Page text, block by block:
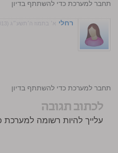
התחבר למערכת כדי להשתתף בדיון
רחלי א׳ בתמוז ה׳תשע״ג (09/06/2013) בשעה 23:42
התחבר למערכת כדי להשתתף בדיון
לכתוב תגובה
עלייך להיות רשומה למערכת